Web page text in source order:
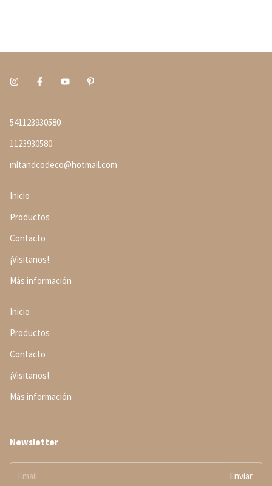
541123930580
1123930580
mitandcodeco@hotmail.com
Inicio
Productos
Contacto
¡Visitanos!
Más información
Inicio
Productos
Contacto
¡Visitanos!
Más información
Newsletter